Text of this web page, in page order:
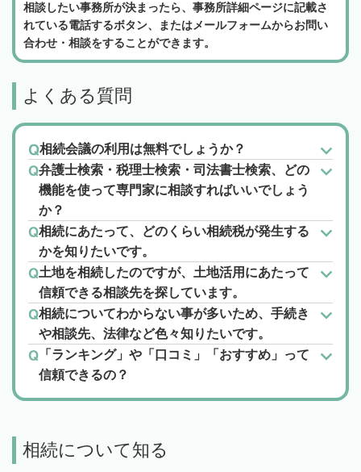
相談したい事務所が決まったら、事務所詳細ページに記載さ
れている電話するボタン、またはメールフォームからお問い
合わせ・相談をすることができます。
よくある質問
相続会議の利用は無料でしょうか？
弁護士検索・税理士検索・司法書士検索、どの
機能を使って専門家に相談すればいいでしょう
か？
相続にあたって、どのくらい相続税が発生する
かを知りたいです。
土地を相続したのですが、土地活用にあたって
信頼できる相談先を探しています。
相続についてわからない事が多いため、手続き
や相談先、法律など色々知りたいです。
「ランキング」や「口コミ」「おすすめ」って
信頼できるの？
相続について知る